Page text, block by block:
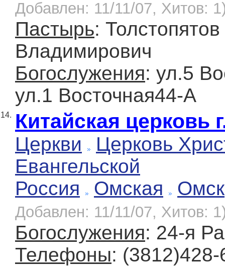
Добавлен: 11/11/07, Хитов:
Пастырь:
Владимирович
Богослужения: ул.5
ул.1 Восточная44-А
14. Китайская церковь
Церкви
Церковь
Евангельской
Россия
Омская Омск
Добавлен: 11/11/07, Хитов:
Богослужения: 24-я
Телефоны: (3812)428-